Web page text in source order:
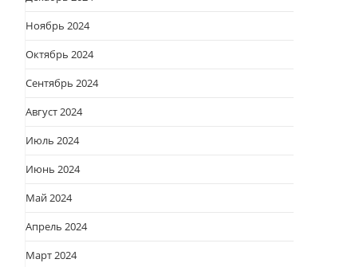
Ноябрь 2024
Октябрь 2024
Сентябрь 2024
Август 2024
Июль 2024
Июнь 2024
Май 2024
Апрель 2024
Март 2024